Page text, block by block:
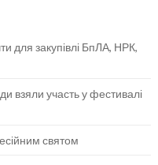
для закупівлі БпЛА, НРК,
взяли участь у фестивалі
святом